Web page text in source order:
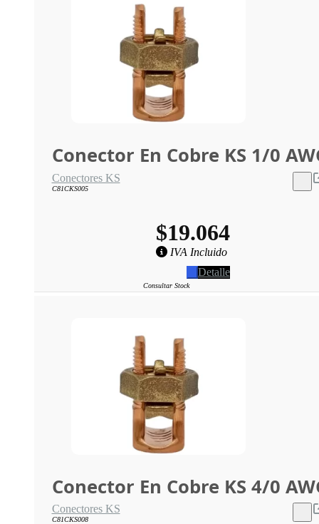
Conector En Cobre KS 1/0
Conectores KS
C81CKS005
$19.064
IVA Incluido
Detalle
Consultar Stock
Conector En Cobre KS 4/0
Conectores KS
C81CKS008